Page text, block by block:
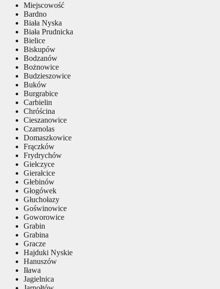
Miejscowość
Bardno
Biała Nyska
Biała Prudnicka
Bielice
Biskupów
Bodzanów
Bożnowice
Budzieszowice
Buków
Burgrabice
Carbielin
Chróścina
Cieszanowice
Czarnolas
Domaszkowice
Frączków
Frydrychów
Giełczyce
Gierałcice
Głebinów
Głogówek
Głuchołazy
Goświnowice
Goworowice
Grabin
Grabina
Gracze
Hajduki Nyskie
Hanuszów
Iława
Jagielnica